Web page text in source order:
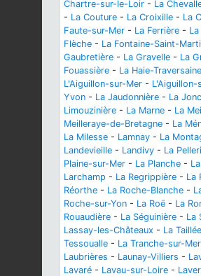
Chartre-sur-le-Loir - La
- La Couture - La Croixille - La
Faute-sur-Mer - La Ferrière -
Flèche - La Fontaine-Saint-
Gaubretière - La Gravelle - La
Fouassière - La Haie-Traversaine
L'Aiguillon-sur-Mer - L'Aiguillon-
Yvon - La Jaudonnière - La
Limouzinière - La Marne - La
Meilleraye-de-Bretagne - La
La Milesse - Lamnay - La
Landevieille - Landivy - La
Plaine-sur-Mer - La Planche -
Larchamp - La Regrippière - La
Réorthe - La Roche-Blanche -
Roche-sur-Yon - La Roë - La
Rouaudière - La Séguinière - La
Lassay-les-Châteaux - La Taillée
Tessoualle - La Tranche-sur-Mer
Laubrières - Launay-Villiers -
Lavaré - Lavau-sur-Loire -